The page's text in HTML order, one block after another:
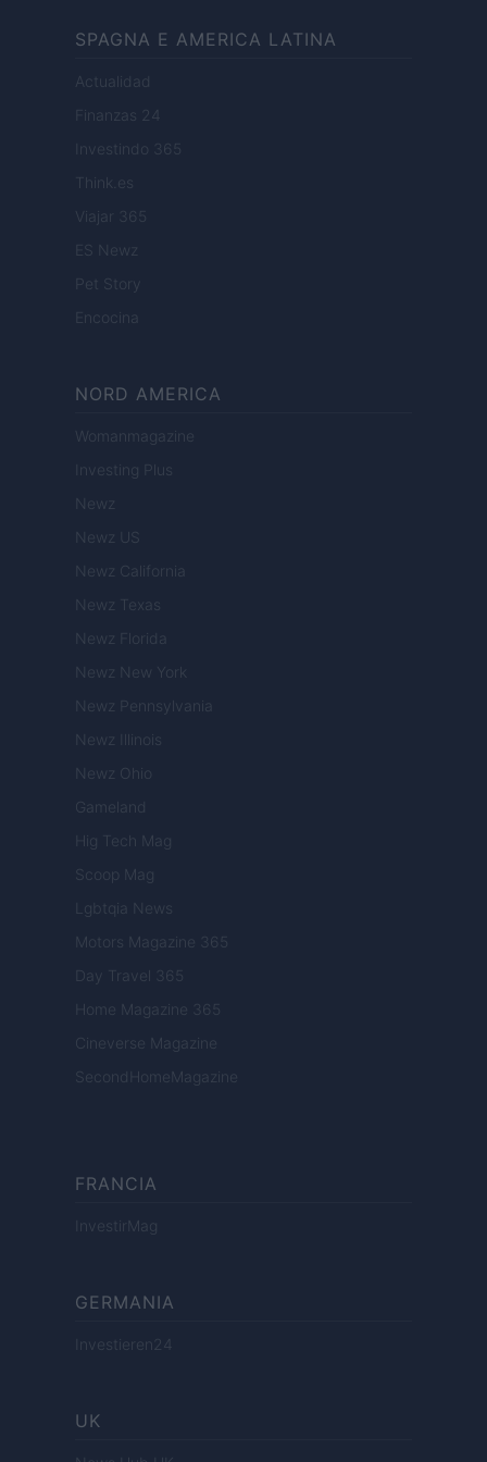
SPAGNA E AMERICA LATINA
Actualidad
Finanzas 24
Investindo 365
Think.es
Viajar 365
ES Newz
Pet Story
Encocina
NORD AMERICA
Womanmagazine
Investing Plus
Newz
Newz US
Newz California
Newz Texas
Newz Florida
Newz New York
Newz Pennsylvania
Newz Illinois
Newz Ohio
Gameland
Hig Tech Mag
Scoop Mag
Lgbtqia News
Motors Magazine 365
Day Travel 365
Home Magazine 365
Cineverse Magazine
SecondHomeMagazine
FRANCIA
InvestirMag
GERMANIA
Investieren24
UK